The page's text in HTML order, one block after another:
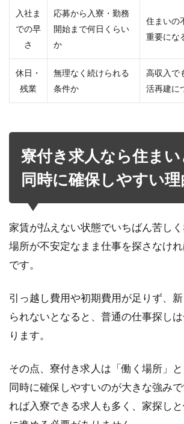
入社ま
での早
さ
応募から入寮・勤務
開始まで何日くらい
か
住まいの
重要にな
休日・
残業
無理なく続けられる
条件か
高収入で
活再建に
寮付き求人なら住ま
同時に確保しやすい理
家賃が払えない状態でいちばん苦し
場所が不安定なまま仕事を探さなけ
です。
引っ越し費用や初期費用が足りず、
られないとなると、普通の仕事探し
ります。
その点、寮付き求人は「働く場所」
同時に確保しやすいのが大きな強み
れば入寮できる求人も多く、家探し